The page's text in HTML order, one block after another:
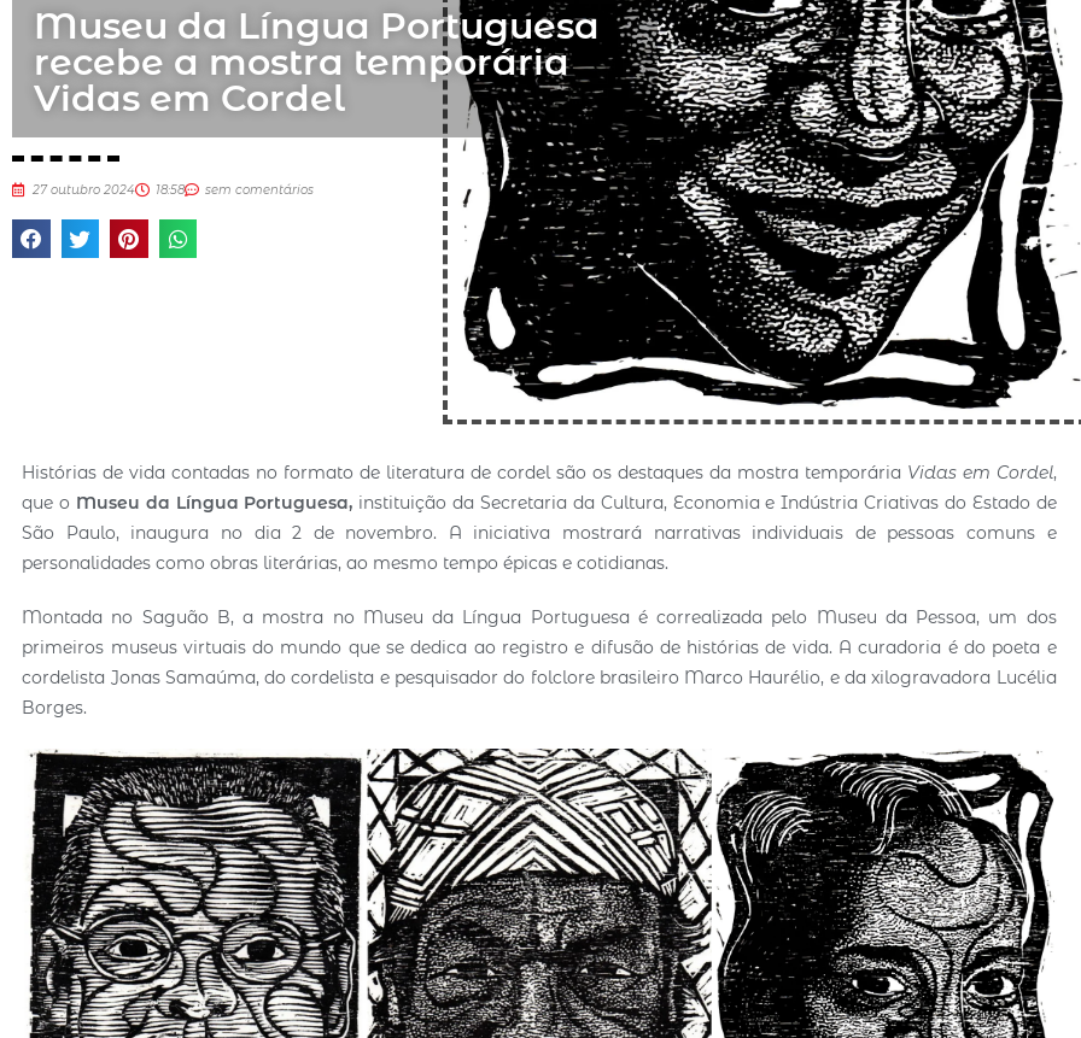
Museu da Língua Portuguesa
recebe a mostra temporária
Vidas em Cordel
27 outubro 2024 18:58 sem comentários
Histórias de vida contadas no formato de literatura de cordel são os destaques da mostra temporária Vidas em Cordel,
que o Museu da Língua Portuguesa, instituição da Secretaria da Cultura, Economia e Indústria Criativas do Estado de
São Paulo, inaugura no dia 2 de novembro. A iniciativa mostrará narrativas individuais de pessoas comuns e
personalidades como obras literárias, ao mesmo tempo épicas e cotidianas.
Montada no Saguão B, a mostra no Museu da Língua Portuguesa é correalizada pelo Museu da Pessoa, um dos
primeiros museus virtuais do mundo que se dedica ao registro e difusão de histórias de vida. A curadoria é do poeta e
cordelista Jonas Samaúma, do cordelista e pesquisador do folclore brasileiro Marco Haurélio, e da xilogravadora Lucélia
Borges.